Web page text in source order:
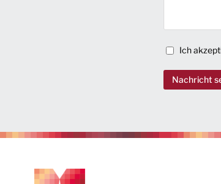
Ich
Nachricht